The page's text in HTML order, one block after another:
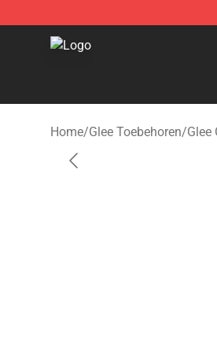
Glee Store - Official Glee
Home/Glee Toebehoren/Glee